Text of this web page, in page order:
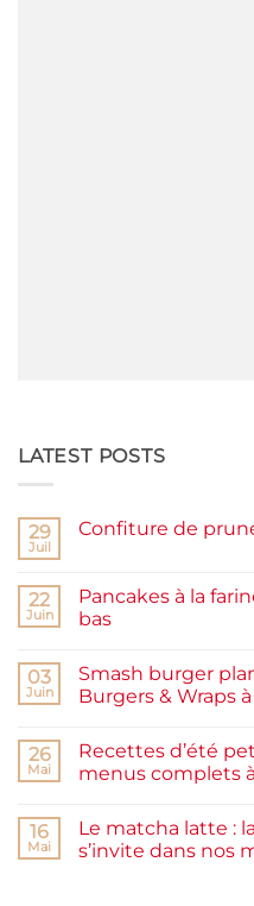
LATEST POSTS
29
Juil
Confiture de
Confiture
de
prunes
et
rapide
22
Juin
Pancakes à la
bas
sur
Pancakes
à
complète,
moelleux
et
03
Juin
Smash burger
Burgers & Wraps
sur
Smash
burger
testé
Packman
Burgers &
26
Mai
Recettes d’été
menus complets
sur
Recettes
d’été
16
Mai
Le matcha latte :
s’invite dans nos